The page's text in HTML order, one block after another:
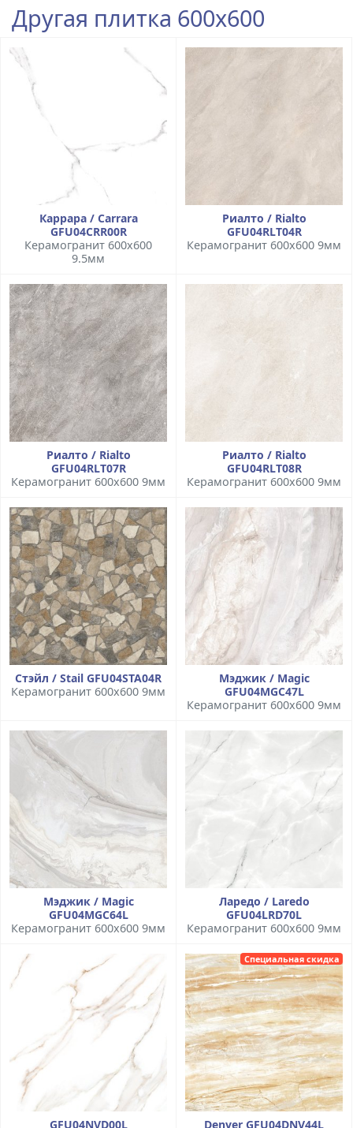
Другая плитка 600x600
Каррара / Carrara
GFU04CRR00R
Керамогранит 600x600
9.5мм
Риалто / Rialto
GFU04RLT04R
Керамогранит 600x600 9мм
Риалто / Rialto
GFU04RLT07R
Керамогранит 600x600 9мм
Риалто / Rialto
GFU04RLT08R
Керамогранит 600x600 9мм
Стэйл / Stail GFU04STA04R
Керамогранит 600x600 9мм
Мэджик / Magic
GFU04MGC47L
Керамогранит 600x600 9мм
Мэджик / Magic
GFU04MGC64L
Керамогранит 600x600 9мм
Ларедо / Laredo
GFU04LRD70L
Керамогранит 600x600 9мм
GFU04NVD00L
Специальная скидка
Denver GFU04DNV44L